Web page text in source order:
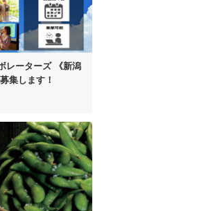
レーターズ
《新潟
募集します！